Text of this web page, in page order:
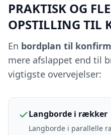
PRAKTISK OG
OPSTILLING TIL
En bordplan til
mere afslappet end til
vigtigste overvejelser:
Langborde i rækker
Langborde i parallelle